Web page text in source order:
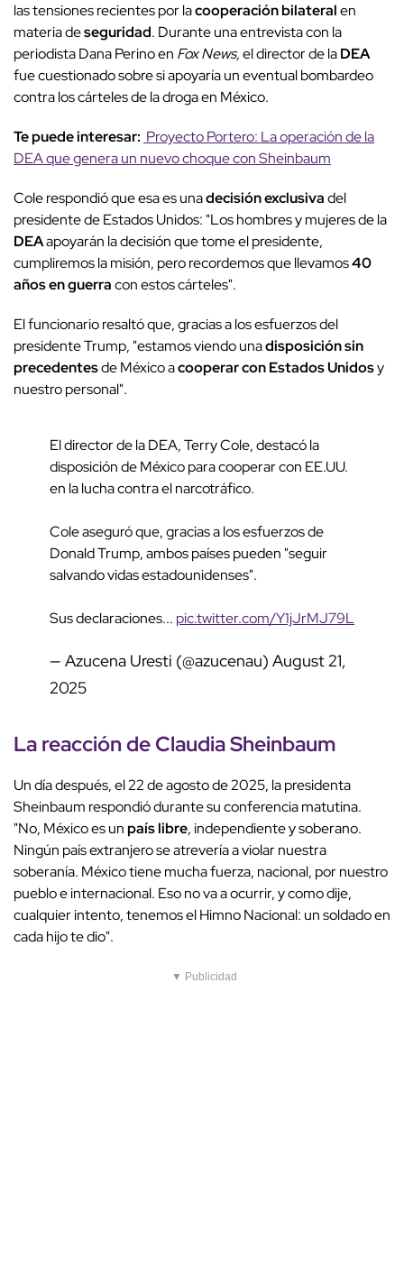
las tensiones recientes por lacooperación bilateralen
materia deseguridad. Durante una entrevista con la
periodista Dana Perino en Fox News,el director de laDEA
fue cuestionado sobre si apoyaría un eventual bombardeo
contra los cárteles de la droga en México.
Te puede interesar: Proyecto Portero: La operación de la
DEA que genera un nuevo choque con Sheinbaum
Cole respondió que esa es unadecisión exclusivadel
presidente de Estados Unidos: "Los hombres y mujeres de la
DEAapoyarán la decisión que tome el presidente,
cumpliremos la misión, pero recordemos que llevamos40
años en guerracon estos cárteles".
El funcionario resaltó que, gracias a los esfuerzos del
presidente Trump, "estamos viendo unadisposición sin
precedentesde México acooperar con Estados Unidosy
nuestro personal".
El director de la DEA, Terry Cole, destacó la
disposición de México para cooperar con EE.UU.
en la lucha contra el narcotráfico.
Cole aseguró que, gracias a los esfuerzos de
Donald Trump, ambos países pueden "seguir
salvando vidas estadounidenses".
Sus declaraciones... pic.twitter.com/Y1jJrMJ79L
— Azucena Uresti (@azucenau) August 21,
2025
La reacción de Claudia Sheinbaum
Un día después, el 22 de agosto de 2025, la presidenta
Sheinbaum respondió durante su conferencia matutina.
"No, México es unpaís libre, independiente y soberano.
Ningún país extranjero se atrevería a violar nuestra
soberanía. México tiene mucha fuerza, nacional, por nuestro
pueblo e internacional. Eso no va a ocurrir, y como dije,
cualquier intento, tenemos el Himno Nacional: un soldado en
cada hijo te dio".
▼ Publicidad